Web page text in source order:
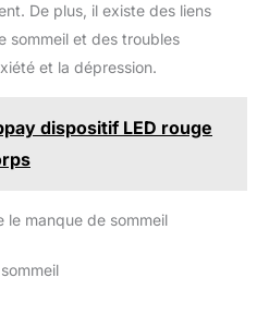
De plus, il existe des liens
sommeil et des troubles
et la dépression.
dispositif LED rouge
manque de sommeil